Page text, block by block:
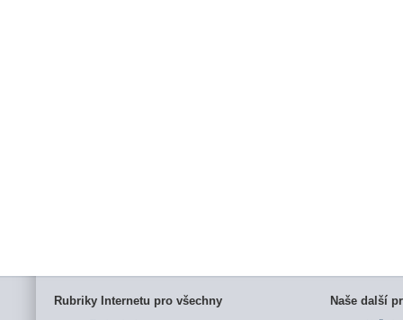
Rubriky Internetu pro všechny Naše další